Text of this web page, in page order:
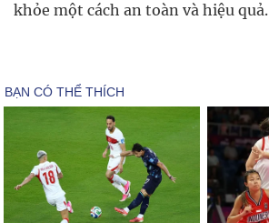
khỏe một cách an toàn và hiệu quả.